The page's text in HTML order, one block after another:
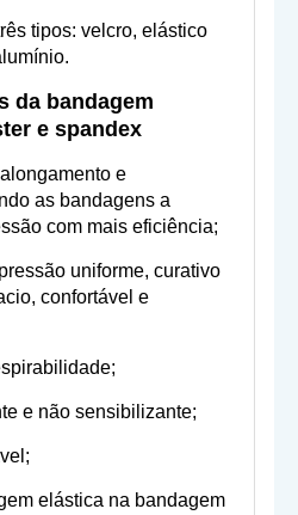
tipos: velcro, elástico
da bandagem
e spandex
e
as bandagens a
com mais eficiência;
uniforme, curativo
confortável e
e não sensibilizante;
elástica na bandagem